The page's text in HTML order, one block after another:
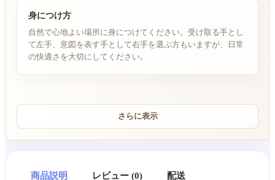
身につけ方
自然で心地よい場所に身につけてください。受け取る手とし
て左手、意図を表す手として右手を選ぶ方もいますが、日常
の快適さを大切にしてください。
さらに表示
商品説明 レビュー (0) 配送